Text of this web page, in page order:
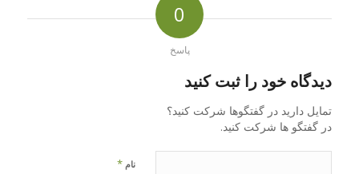
0
پاسخ
دیدگاه خود را ثبت کنید
تمایل دارید در گفتگوها شرکت کنید؟
در گفتگو ها شرکت کنید.
نام *